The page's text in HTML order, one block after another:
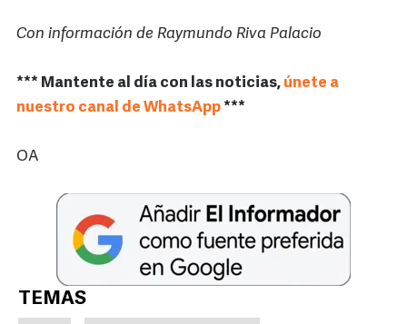
Con información de Raymundo Riva Palacio
*** Mantente al día con las noticias, únete a
nuestro canal de WhatsApp***
OA
TEMAS